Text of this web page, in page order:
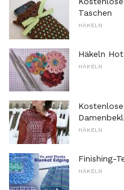
Taschen
HÄKELN
Häkeln
HÄKELN
HÄKELN
Finishing-
HÄKELN